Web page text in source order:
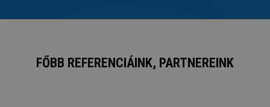
FŐBB REFERENCIÁINK, PARTNEREINK